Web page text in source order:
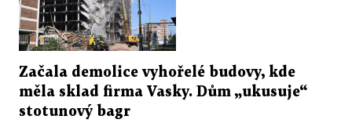
Začala demolice vyhořelé budovy, kde
měla sklad firma Vasky. Dům „ukusuje“
stotunový bagr